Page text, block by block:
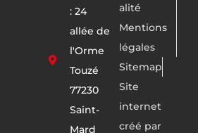
: 24
allée de
l'Orme
Touzé
77230
Saint-
Mard
alité
Mentions
légales
Sitemap
Site
internet
créé par